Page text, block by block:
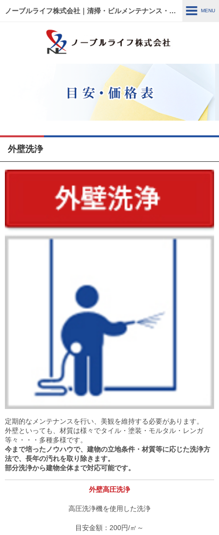
ノーブルライフ株式会社｜清掃・ビルメンテナンス・施設管理・改修工事｜大阪・兵庫・京都・滋賀・東京 MENU
各種事例
ノーブルライフの強み・特徴
建物管理
ウルトラフロアケア
エアコン関連 ～修繕・入
リフォーム・修繕工事 清掃管理
アクセスマップ
スタッフ紹介
新着情報
外壁洗浄
定期的なメンテナンスを行い、美観を維持する必要があります。
外壁といっても、材質は様々でタイル・塗装・モルタル・レンガ
等々・・・多種多様です。
今まで培ったノウハウで、建物の立地条件・材質等に応じた洗浄方
法で、長年の汚れを取り除きます。
部分洗浄から建物全体まで対応可能です。
外壁高圧洗浄
高圧洗浄機を使用した洗浄
200円/㎡～